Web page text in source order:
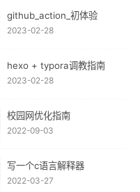
github_action_初体验
2023-02-28
hexo + typora调教指南
2023-02-28
校园网优化指南
2022-09-03
写一个c语言解释器
2022-03-27